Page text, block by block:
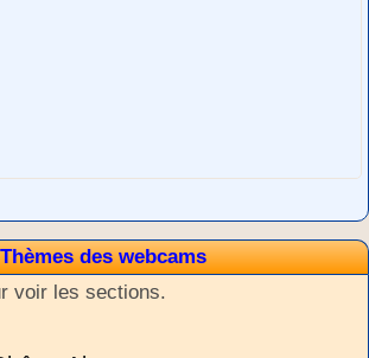
Thèmes des webcams
voir les sections.